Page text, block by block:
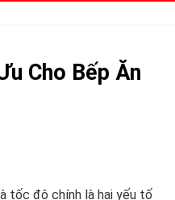
Cho Bếp Ăn
tốc độ chính là hai yếu tố